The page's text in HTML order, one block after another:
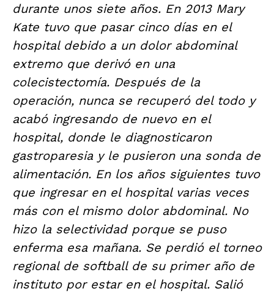
durante unos siete años. En 2013 Mary
Kate tuvo que pasar cinco días en el
hospital debido a un dolor abdominal
extremo que derivó en una
colecistectomía. Después de la
operación, nunca se recuperó del todo y
acabó ingresando de nuevo en el
hospital, donde le diagnosticaron
gastroparesia y le pusieron una sonda de
alimentación. En los años siguientes tuvo
que ingresar en el hospital varias veces
más con el mismo dolor abdominal. No
hizo la selectividad porque se puso
enferma esa mañana. Se perdió el torneo
regional de softball de su primer año de
instituto por estar en el hospital. Salió